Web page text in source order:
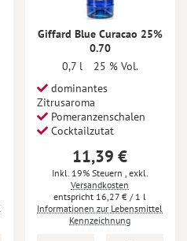
Giffard Blue Curacao 25%
0.70
0,7 l
25 % Vol.
dominantes
Zitrusaroma
Pomeranzenschalen
Cocktailzutat
11,39 €
Inkl. 19% Steuern exkl.
Versandkosten
16,27 € / 1 l
Informationen zur Lebensmittel
Kennzeichnung